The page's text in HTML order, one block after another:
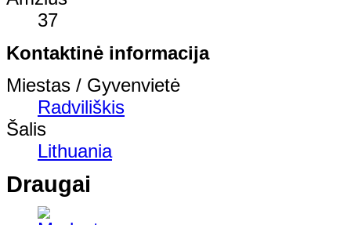
37
Kontaktinė informacija
Miestas / Gyvenvietė
Radviliškis
Šalis
Lithuania
Draugai